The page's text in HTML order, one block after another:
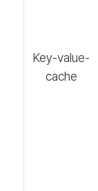
Key-value-
cache